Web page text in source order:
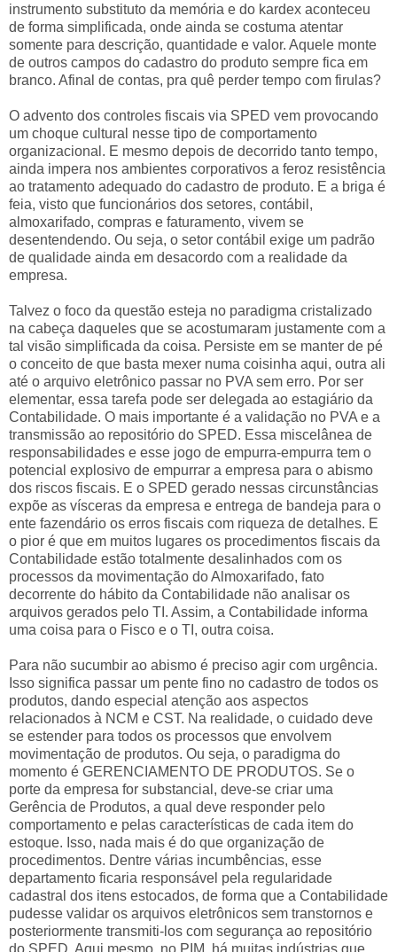
instrumento substituto da memória e do kardex aconteceu
de forma simplificada, onde ainda se costuma atentar
somente para descrição, quantidade e valor. Aquele monte
de outros campos do cadastro do produto sempre fica em
branco. Afinal de contas, pra quê perder tempo com firulas?
O advento dos controles fiscais via SPED vem provocando
um choque cultural nesse tipo de comportamento
organizacional. E mesmo depois de decorrido tanto tempo,
ainda impera nos ambientes corporativos a feroz resistência
ao tratamento adequado do cadastro de produto. E a briga é
feia, visto que funcionários dos setores, contábil,
almoxarifado, compras e faturamento, vivem se
desentendendo. Ou seja, o setor contábil exige um padrão
de qualidade ainda em desacordo com a realidade da
empresa.
Talvez o foco da questão esteja no paradigma cristalizado
na cabeça daqueles que se acostumaram justamente com a
tal visão simplificada da coisa. Persiste em se manter de pé
o conceito de que basta mexer numa coisinha aqui, outra ali
até o arquivo eletrônico passar no PVA sem erro. Por ser
elementar, essa tarefa pode ser delegada ao estagiário da
Contabilidade. O mais importante é a validação no PVA e a
transmissão ao repositório do SPED. Essa miscelânea de
responsabilidades e esse jogo de empurra-empurra tem o
potencial explosivo de empurrar a empresa para o abismo
dos riscos fiscais. E o SPED gerado nessas circunstâncias
expõe as vísceras da empresa e entrega de bandeja para o
ente fazendário os erros fiscais com riqueza de detalhes. E
o pior é que em muitos lugares os procedimentos fiscais da
Contabilidade estão totalmente desalinhados com os
processos da movimentação do Almoxarifado, fato
decorrente do hábito da Contabilidade não analisar os
arquivos gerados pelo TI. Assim, a Contabilidade informa
uma coisa para o Fisco e o TI, outra coisa.
Para não sucumbir ao abismo é preciso agir com urgência.
Isso significa passar um pente fino no cadastro de todos os
produtos, dando especial atenção aos aspectos
relacionados à NCM e CST. Na realidade, o cuidado deve
se estender para todos os processos que envolvem
movimentação de produtos. Ou seja, o paradigma do
momento é GERENCIAMENTO DE PRODUTOS. Se o
porte da empresa for substancial, deve-se criar uma
Gerência de Produtos, a qual deve responder pelo
comportamento e pelas características de cada item do
estoque. Isso, nada mais é do que organização de
procedimentos. Dentre várias incumbências, esse
departamento ficaria responsável pela regularidade
cadastral dos itens estocados, de forma que a Contabilidade
pudesse validar os arquivos eletrônicos sem transtornos e
posteriormente transmiti-los com segurança ao repositório
do SPED. Aqui mesmo, no PIM, há muitas indústrias que